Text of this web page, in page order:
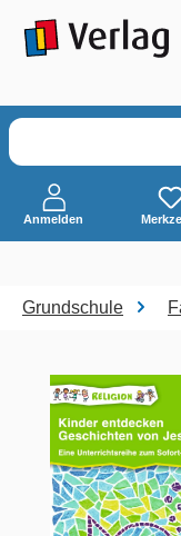
springen
Anmelden
Grundschule
Bildergalerie